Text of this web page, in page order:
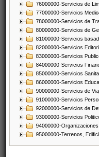
76000000-Servicios de
77000000-Servicios
78000000-Servicios de
80000000-Servicios de
81000000-Servicios
82000000-Servicios
83000000-Servicios
84000000-Servicios
85000000-Servicios
86000000-Servicios
90000000-Servicios de
91000000-Servicios
92000000-Servicios de
93000000-Servicios
94000000-
95000000-Terrenos,